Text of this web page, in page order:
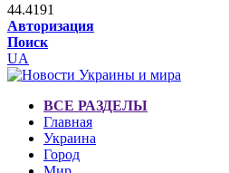
44.4191
Авторизация
Поиск
UA
ВСЕ РАЗДЕЛЫ
Главная
Украина
Город